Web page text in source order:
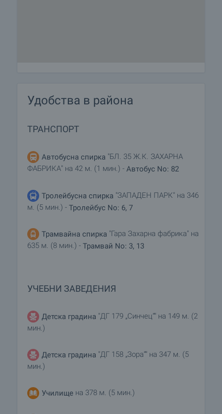
Удобства в района
ТРАНСПОРТ
Автобусна спирка "БЛ. 35 Ж.К. ЗАХАРНА
ФАБРИКА" на 42 м. (1 мин.) - Автобус No: 82
Тролейбусна спирка "ЗАПАДЕН ПАРК" на 346
м. (5 мин.) - Тролейбус No: 6, 7
Трамвайна спирка "Гара Захарна фабрика" на
635 м. (8 мин.) - Трамвай No: 3, 13
УЧЕБНИ ЗАВЕДЕНИЯ
Детска градина "ДГ 179 „Синчец“" на 149 м. (2
мин.)
Детска градина "ДГ 158 „Зора“" на 347 м. (5
мин.)
Училище на 378 м. (5 мин.)